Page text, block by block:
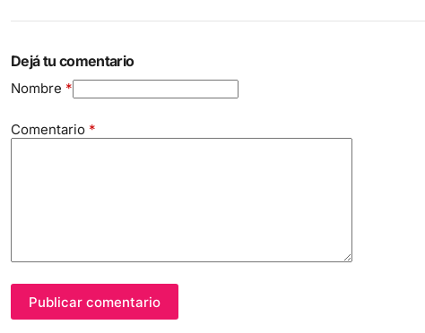
Dejá tu comentario
Nombre *
Comentario *
Publicar comentario